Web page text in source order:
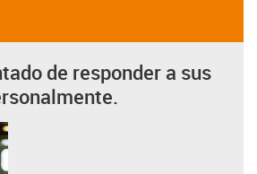
de responder a sus